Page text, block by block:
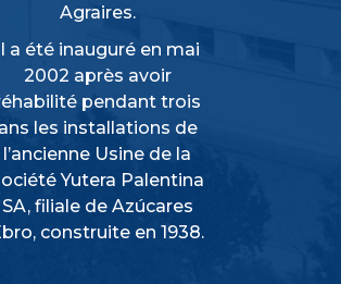
Agraires.
a été inauguré en mai
2002 après avoir
pendant trois
ans les installations de
l’ancienne Usine de la
Yutera Palentina
SA, filiale de Azúcares
construite en 1938.